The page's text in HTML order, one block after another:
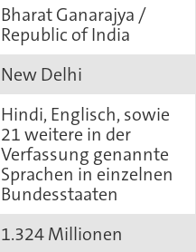
Bharat Ganarajya /
Republic of India
New Delhi
Hindi, Englisch, sowie
21 weitere in der
Verfassung genannte
Sprachen in einzelnen
Bundesstaaten
1.324 Millionen